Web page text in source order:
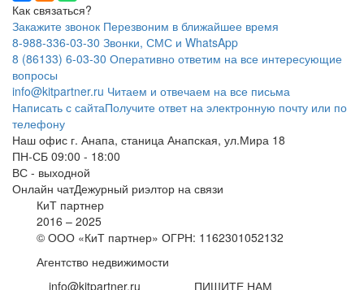
Как связаться?
Закажите звонок Перезвоним в ближайшее время
8-988-336-03-30 Звонки, СМС и WhatsApp
8 (86133) 6-03-30 Оперативно ответим на все интересующие
вопросы
info@kitpartner.ru Читаем и отвечаем на все письма
Написать с сайтаПолучите ответ на электронную почту или по
телефону
Наш офис г. Анапа, станица Анапская, ул.Мира 18
ПН-СБ 09:00 - 18:00
ВС - выходной
Онлайн чатДежурный риэлтор на связи
КиТ партнер
2016 – 2025
© ООО «КиТ партнер» ОГРН: 1162301052132
Агентство недвижимости
info@kitpartner.ru
ПИШИТЕ НАМ